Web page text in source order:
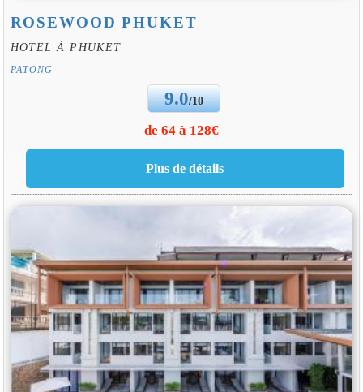
ROSEWOOD PHUKET
HOTEL À PHUKET
PATONG
9.0/10
de 64 à 128€